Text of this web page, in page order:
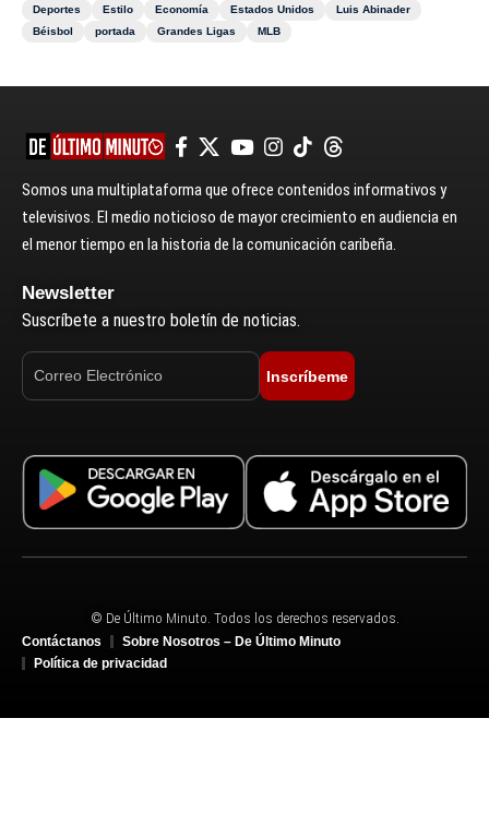
Deportes
Estilo Economía Estados Unidos
Luis Abinader
Béisbol
portada Grandes Ligas MLB
Somos una multiplataforma que ofrece contenidos informativos y
televisivos. El medio noticioso de mayor crecimiento en audiencia en
el menor tiempo en la historia de la comunicación caribeña.
Newsletter
Suscríbete a nuestro boletín de noticias.
Inscríbeme
© De Último Minuto. Todos los derechos reservados.
Contáctanos
Sobre Nosotros – De Último Minuto
Política de privacidad